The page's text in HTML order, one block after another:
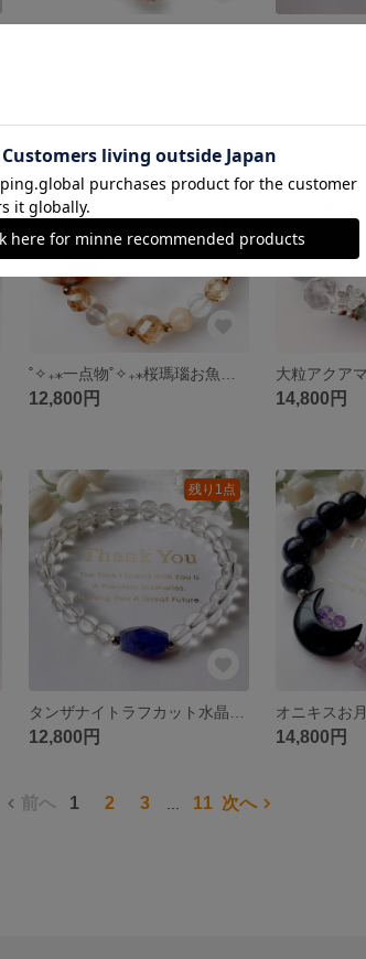
残り1点
12,800円 14,800円
残り1点
12,800円 14,800円
前へ 1 2 3 11 次へ